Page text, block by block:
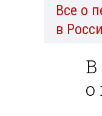
Авторы
Все о
в
В
о